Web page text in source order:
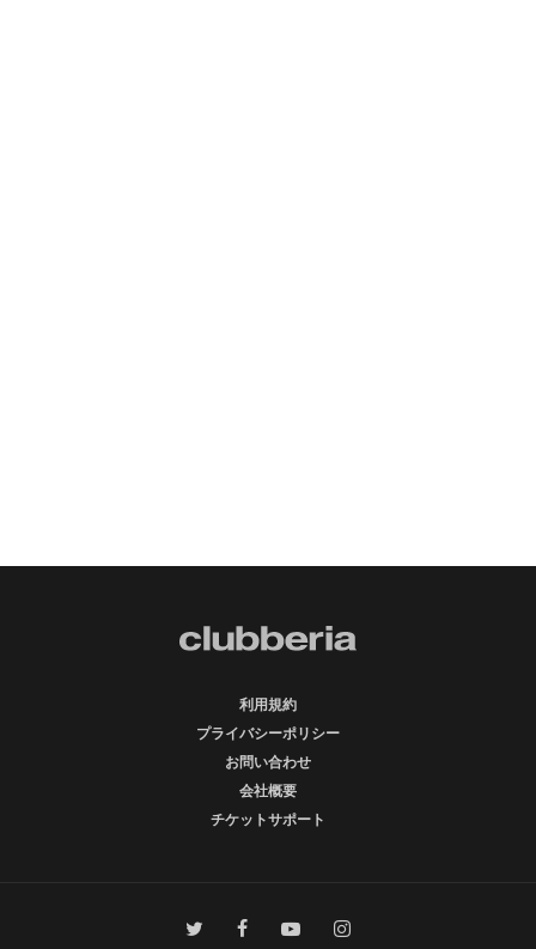
利用規約
プライバシーポリシー
お問い合わせ
会社概要
チケットサポート